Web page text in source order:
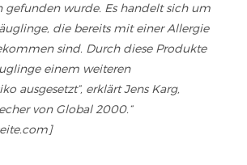
gefunden wurde. Es handelt sich um
die bereits mit einer Allergie
sind. Durch diese Produkte
einem weiteren
ausgesetzt“, erklärt Jens Karg,
von Global 2000.“